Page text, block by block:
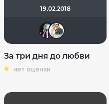
19.02.2018
За три дня до любви
нет оценки